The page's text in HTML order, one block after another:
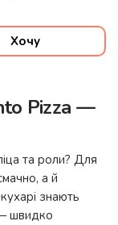
Хочу
Pizza —
та роли? Для
а й
знають
— швидко